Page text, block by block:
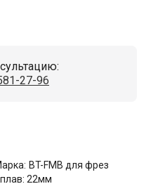
27-96
BT-FMB для фрез
22мм